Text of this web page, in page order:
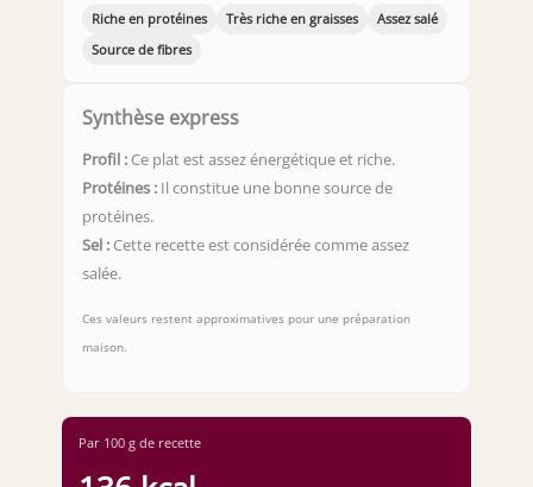
Riche en protéines Très riche en graisses
Assez salé
Source de fibres
Synthèse express
Profil : Ce plat est assez énergétique et riche.
Protéines : Il constitue une bonne source de
protéines.
Sel : Cette recette est considérée comme assez
salée.
Ces valeurs restent approximatives pour une préparation
maison.
Par 100 g de recette